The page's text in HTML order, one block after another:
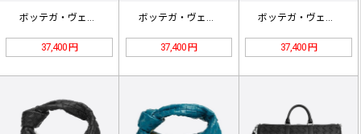
ボッテガ・ヴェネタ オービット スニ…
37,400 円
ボッテガ・ヴェネタ オービット スニ…
37,400 円
ボッテガ・ヴェネタ オービット スニ…
37,400 円